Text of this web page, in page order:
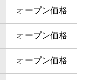
オープン価格
オープン価格
オープン価格